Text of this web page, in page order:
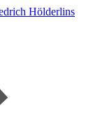
Hölderlins